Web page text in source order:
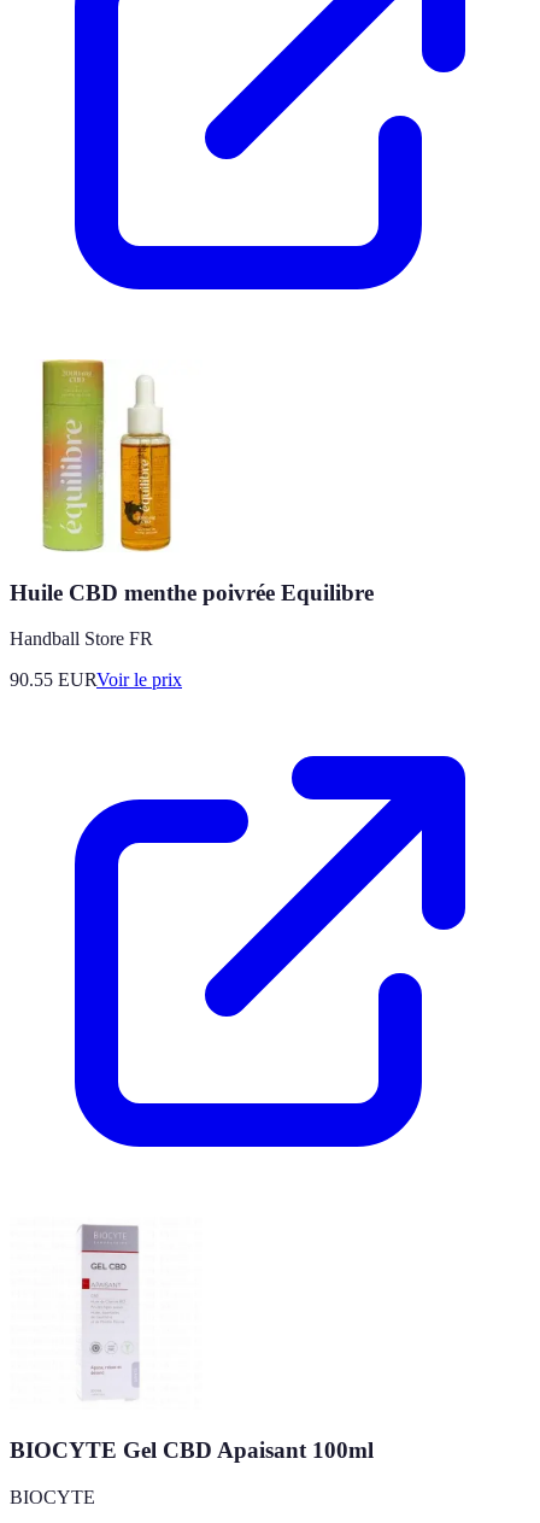
Huile CBD menthe poivrée Equilibre
Handball Store FR
90.55 EURVoir le prix
BIOCYTE Gel CBD Apaisant 100ml
BIOCYTE